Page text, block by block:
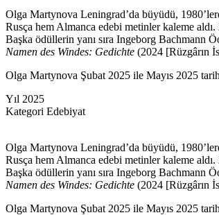
Olga Martynova Leningrad’da büyüdü,
Rusça hem Almanca edebi metinler kaleme
Başka ödüllerin yanı sıra Ingeborg Bachmann
Namen des Windes: Gedichte (2024 [Rüzgârın
Olga Martynova Şubat 2025 ile Mayıs 2025
Yıl 2025
Kategori Edebiyat
Olga Martynova Leningrad’da büyüdü,
Rusça hem Almanca edebi metinler kaleme
Başka ödüllerin yanı sıra Ingeborg Bachmann
Namen des Windes: Gedichte (2024 [Rüzgârın
Olga Martynova Şubat 2025 ile Mayıs 2025